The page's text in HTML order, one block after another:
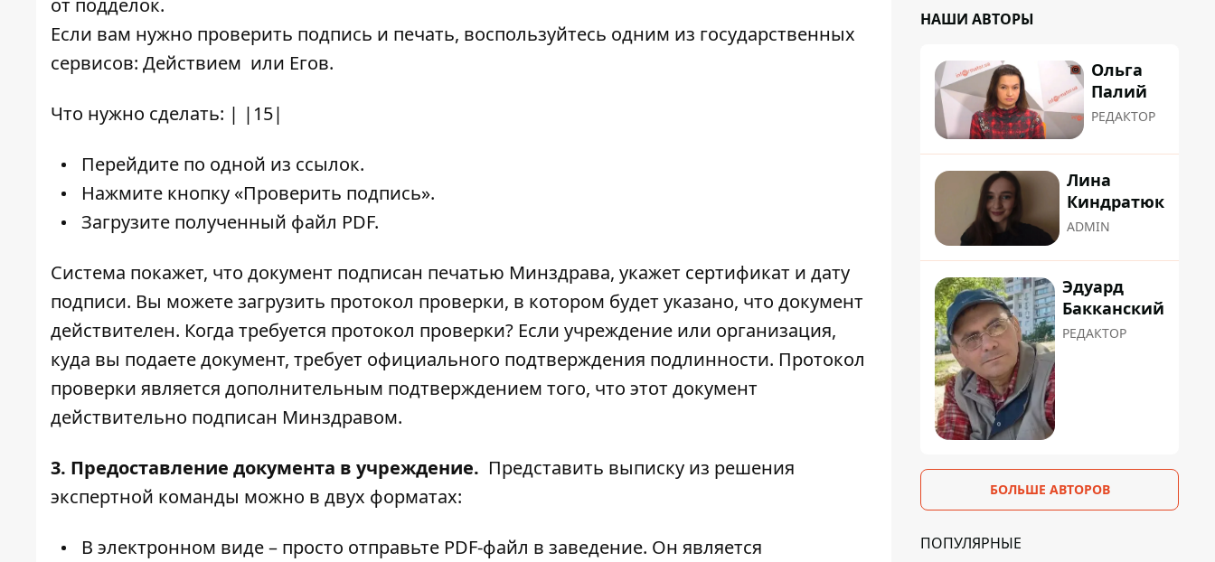
от подделок.
Если вам нужно проверить подпись и печать, воспользуйтесь одним из государственных
сервисов: Действием или Егов.
Что нужно сделать: | |15|
Перейдите по одной из ссылок.
Нажмите кнопку «Проверить подпись».
Загрузите полученный файл PDF.
Система покажет, что документ подписан печатью Минздрава, укажет сертификат и дату
подписи. Вы можете загрузить протокол проверки, в котором будет указано, что документ
действителен. Когда требуется протокол проверки? Если учреждение или организация,
куда вы подаете документ, требует официального подтверждения подлинности. Протокол
проверки является дополнительным подтверждением того, что этот документ
действительно подписан Минздравом.
3. Предоставление документа в учреждение. Представить выписку из решения
экспертной команды можно в двух форматах:
В электронном виде – просто отправьте PDF-файл в заведение. Он является
НАШИ АВТОРЫ
Ольга
Палий
РЕДАКТОР
Лина
Киндратюк
ADMIN
Эдуард
Бакканский
РЕДАКТОР
БОЛЬШЕ АВТОРОВ
ПОПУЛЯРНЫЕ